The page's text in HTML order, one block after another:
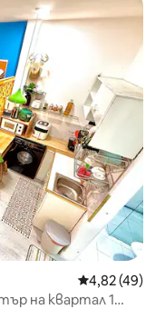
Средна
4,82 (49)
на квартал 1